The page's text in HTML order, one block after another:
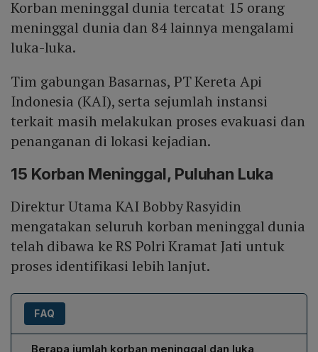
Korban meninggal dunia tercatat 15 orang
meninggal dunia dan 84 lainnya mengalami
luka-luka.
Tim gabungan Basarnas, PT Kereta Api
Indonesia (KAI), serta sejumlah instansi
terkait masih melakukan proses evakuasi dan
penanganan di lokasi kejadian.
15 Korban Meninggal, Puluhan Luka
Direktur Utama KAI Bobby Rasyidin
mengatakan seluruh korban meninggal dunia
telah dibawa ke RS Polri Kramat Jati untuk
proses identifikasi lebih lanjut.
FAQ
Berapa jumlah korban meninggal dan luka